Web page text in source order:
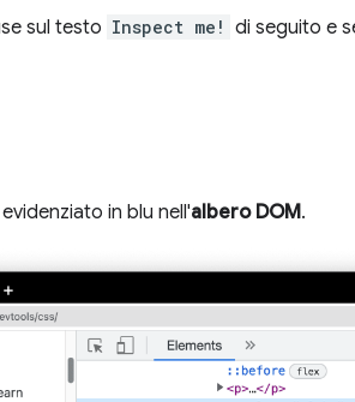
sul testo Inspect me! di seguito e
evidenziato in blu nell'albero DOM.